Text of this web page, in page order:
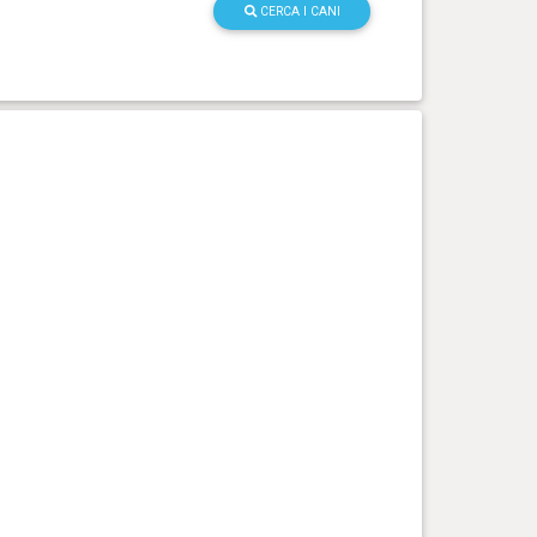
CERCA I CANI